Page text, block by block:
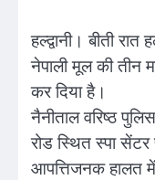
हल्द्वानी। बीती
नेपाली मूल की तीन
कर दिया है।
नैनीताल वरिष्ठ
रोड स्थित स्पा
आपत्तिजनक हालत में